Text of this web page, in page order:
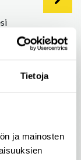
Tietoja
ja mainosten
vähän